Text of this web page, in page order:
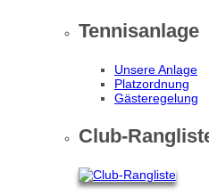
Tennisanlage
Unsere Anlage
Platzordnung
Gästeregelung
Club-